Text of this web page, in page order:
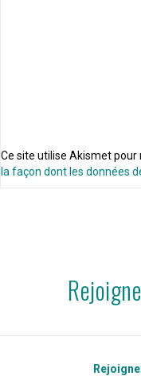
Ce site utilise Akismet pour
la façon dont les données